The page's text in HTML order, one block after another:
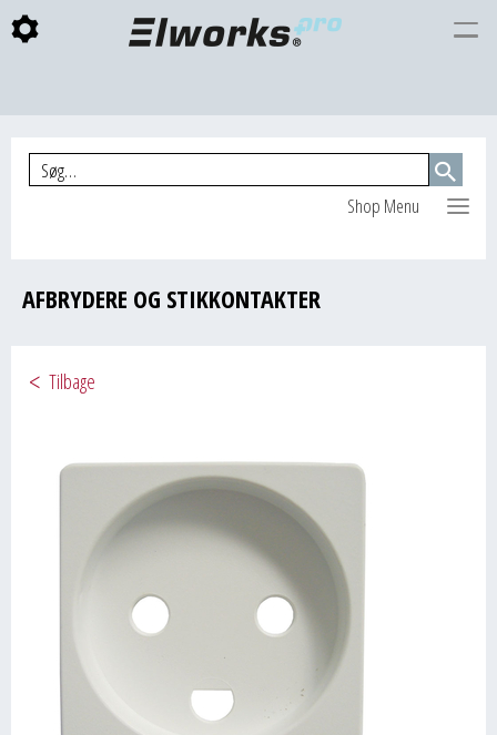
Shop Menu
AFBRYDERE OG STIKKONTAKTER
Tilbage